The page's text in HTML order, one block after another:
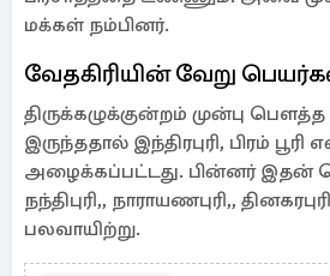
மக்கள் நம்பினர்.
வேதகிரியின் வேறு
திருக்கழுக்குன்றம் முன்பு
இருந்ததால் இந்திரபுரி, பிரம் பூரி
அழைக்கப்பட்டது. பின்னர் இதன்
நந்திபுரி,, நாராயணபுரி,,
பலவாயிற்று.